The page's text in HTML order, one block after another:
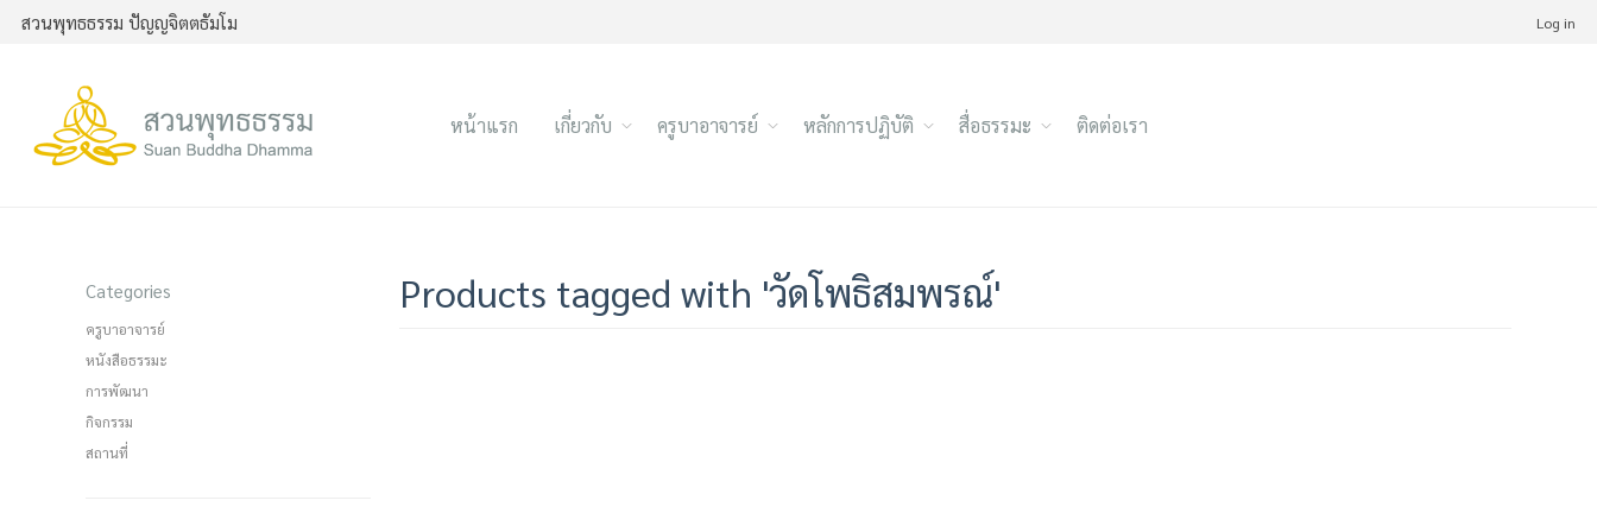
สวนพุทธธรรม ปัญญจิตตธัมโม Log in
หน้าแรก เกี่ยวกับ ครูบาอาจารย์ หลักการปฏิบัติ สื่อธรรมะ ติดต่อเรา
Categories
ครูบาอาจารย์
หนังสือธรรมะ
การพัฒนา
กิจกรรม
สถานที่
Products tagged with 'วัดโพธิสมพรณ์'